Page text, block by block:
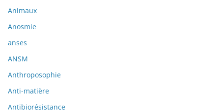
Animaux
Anosmie
anses
ANSM
Anthroposophie
Anti-matière
Antibiorésistance